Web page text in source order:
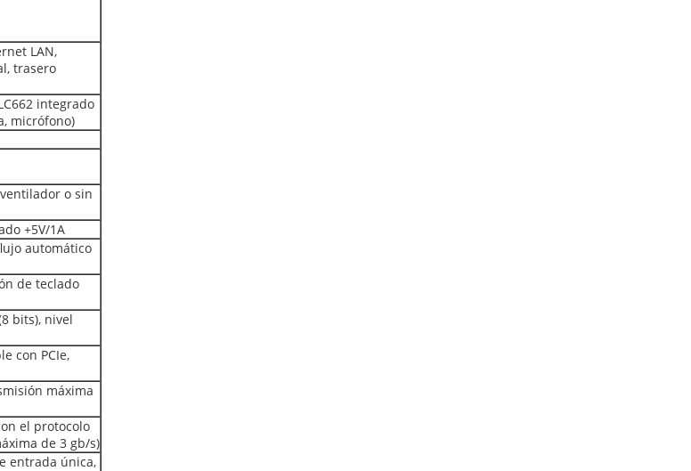
LAN,
trasero
integrado
micrófono)
o sin
+5V/1A
automático
de teclado
bits), nivel
con PCIe,
máxima
el protocolo
de 3 gb/s)
entrada única,